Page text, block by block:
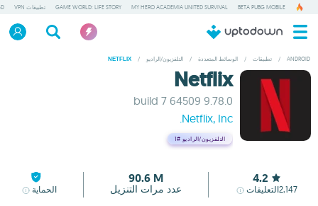
BETA PUBG MOBILE
MY HERO ACADEMIA UNITED SURVIVAL
GAME WORLD: LIFE STORY تطبيقات VPN
ANDROID
/ تطبيقات / الوسائط المتعددة / التلفزيون/الراديو /
NETFLIX
Netflix
9.78.0 build 7 64509
Netflix, Inc.
التلفزيون/الراديو #1
4.2
2,147التعليقات
90.6 M
عدد مرات التنزيل الحماية